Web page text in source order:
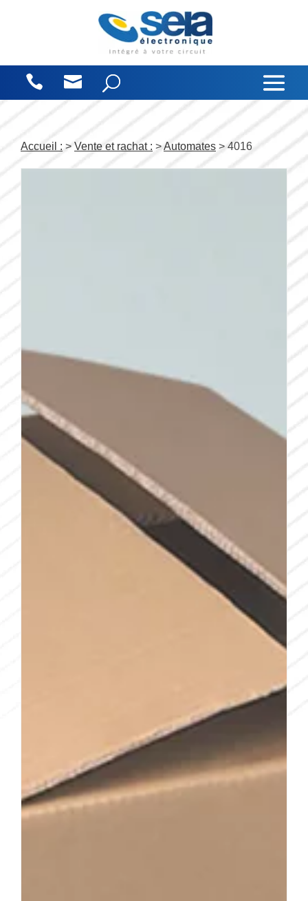
Accueil : > Vente et rachat : >Automates > 4016